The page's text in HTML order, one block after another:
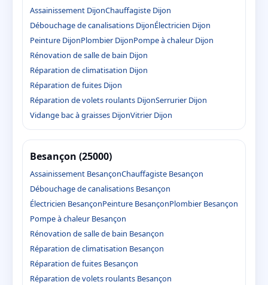
Assainissement DijonChauffagiste Dijon
Débouchage de canalisations DijonÉlectricien Dijon
Peinture DijonPlombier DijonPompe à chaleur Dijon
Rénovation de salle de bain Dijon
Réparation de climatisation Dijon
Réparation de fuites Dijon
Réparation de volets roulants DijonSerrurier Dijon
Vidange bac à graisses DijonVitrier Dijon
Besançon (25000)
Assainissement BesançonChauffagiste Besançon
Débouchage de canalisations Besançon
Électricien BesançonPeinture BesançonPlombier Besançon
Pompe à chaleur Besançon
Rénovation de salle de bain Besançon
Réparation de climatisation Besançon
Réparation de fuites Besançon
Réparation de volets roulants Besançon